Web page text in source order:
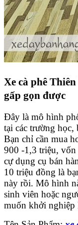
Xe cà phê
gấp gọn được
Đây là mô hình
tại các trường
Bạn chỉ cần mua
900 -1,3 triệu,
cự dụng cụ bán
10 triệu đồng là
này rồi. Mô hình
sinh viên hoặc
muốn khởi nghiệp